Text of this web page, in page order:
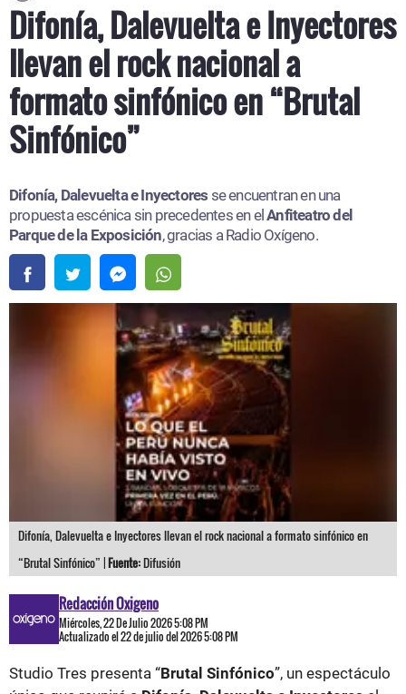
Difonía, Dalevuelta e Inyectores
llevan el rock nacional a
formato sinfónico en “Brutal
Sinfónico”
Difonía, Dalevuelta e Inyectores se encuentran en una
propuesta escénica sin precedentes en elAnfiteatro del
Parque de la Exposición, gracias a Radio Oxígeno.
Difonía, Dalevuelta e Inyectores llevan el rock nacional a formato sinfónico en
“Brutal Sinfónico” |Fuente:Difusión
Redacción Oxigeno
Miércoles, 22 De Julio 2026 5:08 PM
Actualizado el 22 de julio del 2026 5:08 PM
Studio Tres presenta “Brutal Sinfónico”, un espectáculo